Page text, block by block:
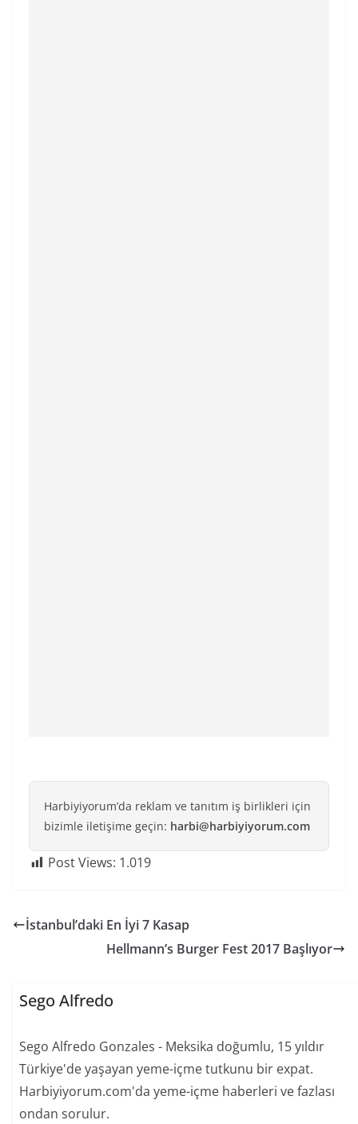
Harbiyiyorum’da reklam ve tanıtım iş birlikleri için
bizimle iletişime geçin: harbi@harbiyiyorum.com
Post Views: 1.019
İstanbul’daki En İyi 7 Kasap
Hellmann’s Burger Fest 2017 Başlıyor
Sego Alfredo
Sego Alfredo Gonzales - Meksika doğumlu, 15 yıldır
Türkiye'de yaşayan yeme-içme tutkunu bir expat.
Harbiyiyorum.com'da yeme-içme haberleri ve fazlası
ondan sorulur.